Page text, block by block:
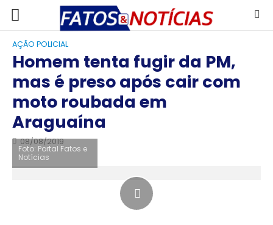
AÇÃO POLICIAL
Homem tenta fugir da PM,
mas é preso após cair com
moto roubada em
Araguaína
08/08/2019
Foto: Portal Fatos e
Notícias